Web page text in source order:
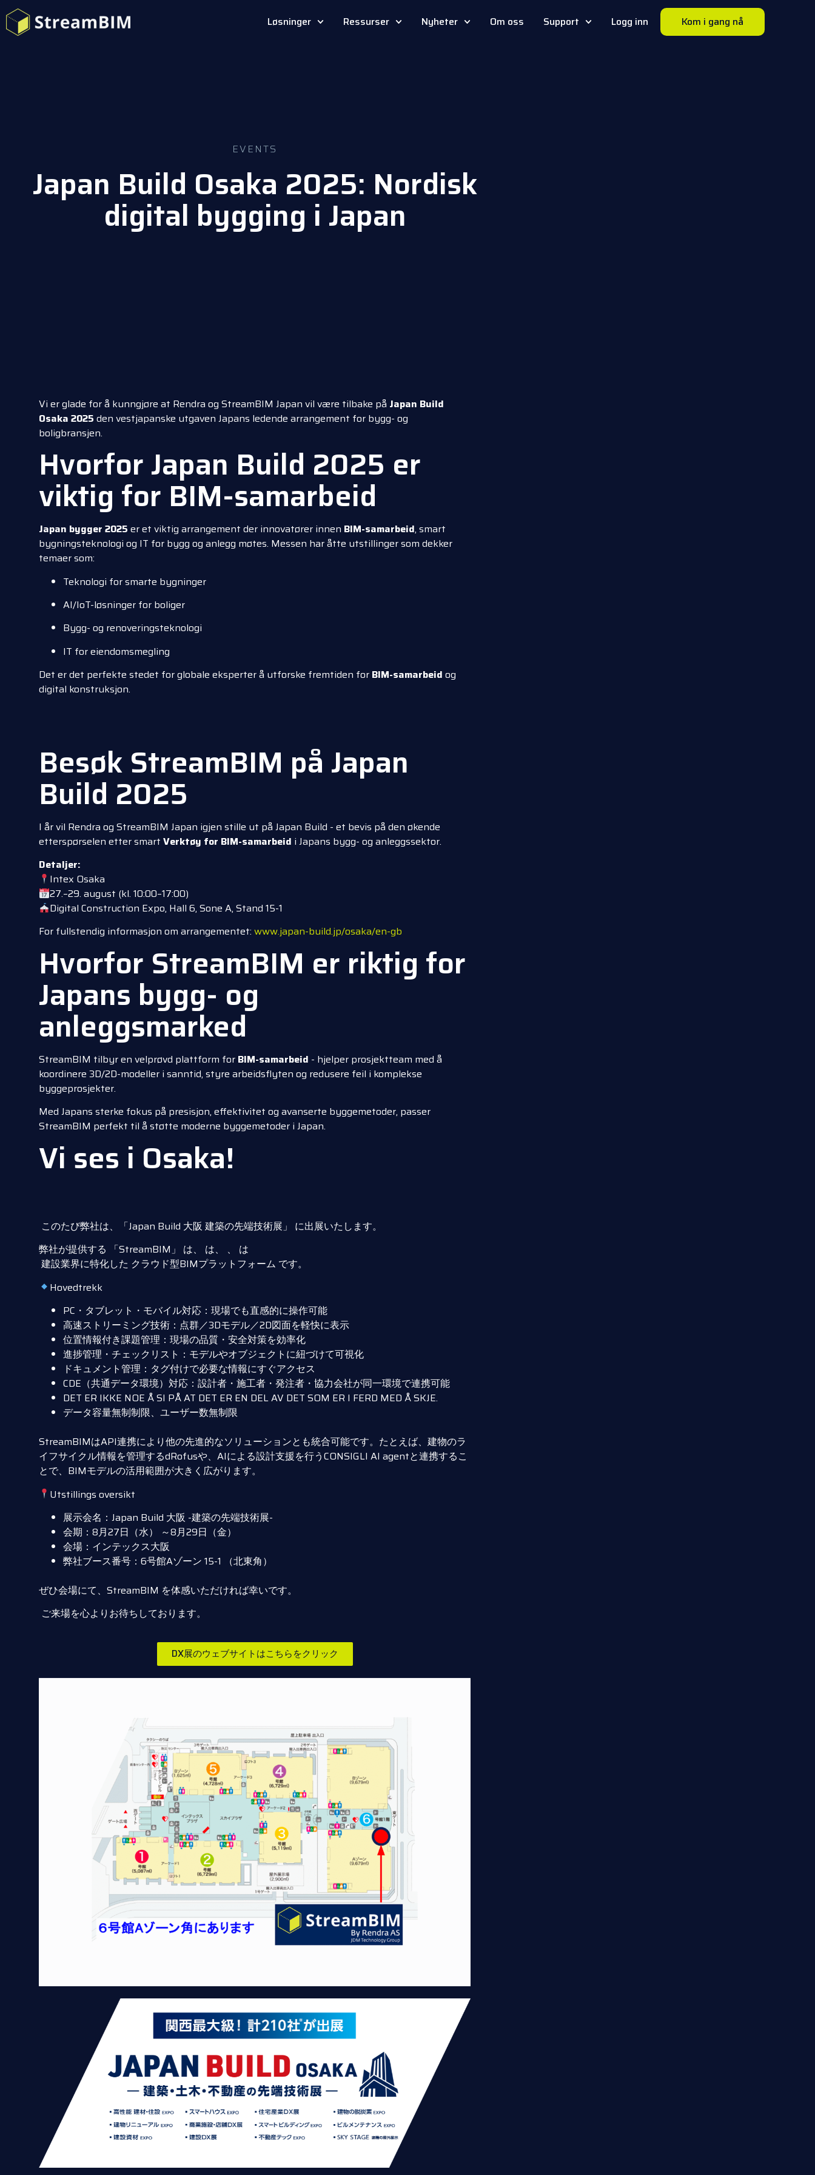
Løsninger Ressurser Nyheter Om oss Support Logg inn Kom i gang nå
EVENTS
Japan Build Osaka 2025: Nordisk
digital bygging i Japan
Vi er glade for å kunngjøre at Rendra og StreamBIM Japan vil være tilbake på Japan Build
Osaka 2025 den vestjapanske utgaven Japans ledende arrangement for bygg- og
boligbransjen.
Hvorfor Japan Build 2025 er
viktig for BIM-samarbeid
Japan bygger 2025 er et viktig arrangement der innovatører innen BIM-samarbeid, smart
bygningsteknologi og IT for bygg og anlegg møtes. Messen har åtte utstillinger som dekker
temaer som:
Teknologi for smarte bygninger
AI/IoT-løsninger for boliger
Bygg- og renoveringsteknologi
IT for eiendomsmegling
Det er det perfekte stedet for globale eksperter å utforske fremtiden for BIM-samarbeid og
digital konstruksjon.
Besøk StreamBIM på Japan
Build 2025
I år vil Rendra og StreamBIM Japan igjen stille ut på Japan Build - et bevis på den økende
etterspørselen etter smart Verktøy for BIM-samarbeid i Japans bygg- og anleggssektor.
Detaljer:
Intex Osaka
27.–29. august (kl. 10:00–17:00)
Digital Construction Expo, Hall 6, Sone A, Stand 15-1
For fullstendig informasjon om arrangementet: www.japan-build.jp/osaka/en-gb
Hvorfor StreamBIM er riktig for
Japans bygg- og
anleggsmarked
StreamBIM tilbyr en velprøvd plattform for BIM-samarbeid - hjelper prosjektteam med å
koordinere 3D/2D-modeller i sanntid, styre arbeidsflyten og redusere feil i komplekse
byggeprosjekter.
Med Japans sterke fokus på presisjon, effektivitet og avanserte byggemetoder, passer
StreamBIM perfekt til å støtte moderne byggemetoder i Japan.
Vi ses i Osaka!
このたび弊社は、「Japan Build 大阪 建築の先端技術展」 に出展いたします。
弊社が提供する 「StreamBIM」 は、 は、 、 は
建設業界に特化した クラウド型BIMプラットフォーム です。
Hovedtrekk
PC・タブレット・モバイル対応：現場でも直感的に操作可能
高速ストリーミング技術：点群／3Dモデル／2D図面を軽快に表示
位置情報付き課題管理：現場の品質・安全対策を効率化
進捗管理・チェックリスト：モデルやオブジェクトに紐づけて可視化
ドキュメント管理：タグ付けで必要な情報にすぐアクセス
CDE（共通データ環境）対応：設計者・施工者・発注者・協力会社が同一環境で連携可能
DET ER IKKE NOE Å SI PÅ AT DET ER EN DEL AV DET SOM ER I FERD MED Å SKJE.
データ容量無制制限、ユーザー数無制限
StreamBIMはAPI連携により他の先進的なソリューションとも統合可能です。たとえば、建物のラ
イフサイクル情報を管理するdRofusや、AIによる設計支援を行うCONSIGLI AI agentと連携するこ
とで、BIMモデルの活用範囲が大きく広がります。
Utstillings oversikt
展示会名：Japan Build 大阪 -建築の先端技術展-
会期：8月27日（水） ～8月29日（金）
会場：インテックス大阪
弊社ブース番号：6号館Aゾーン 15-1 （北東角）
ぜひ会場にて、StreamBIM を体感いただければ幸いです。
ご来場を心よりお待ちしております。
DX展のウェブサイトはこちらをクリック